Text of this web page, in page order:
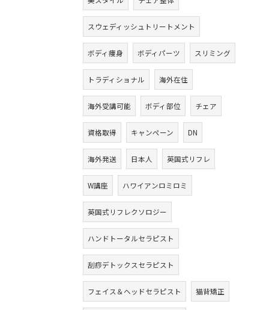
スウェディッシュトリートメント
ボディ痩身 ボディパーツ スリミング
トラディショナル 海外在住
海外受講可能 ボディ部位 チェア
資格取得 キャンペーン DN
海外発送 日本人 英国式リフレ
W講座 ハワイアンロミロミ
英国式リフレクソロジー
ハンドトータルセラピスト
刮痧デトックスセラピスト
フェイス＆ヘッドセラピスト 猫背矯正